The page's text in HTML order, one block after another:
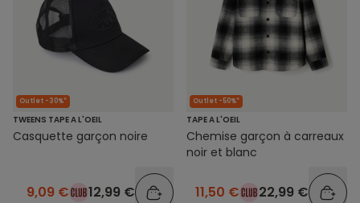
Outlet -30%*
TWEENS TAPE A L'OEIL
Casquette garçon noire
9,09 € 12,99 €
Outlet -50%*
TAPE A L'OEIL
Chemise garçon à carreaux
noir et blanc
11,50 € 22,99 €